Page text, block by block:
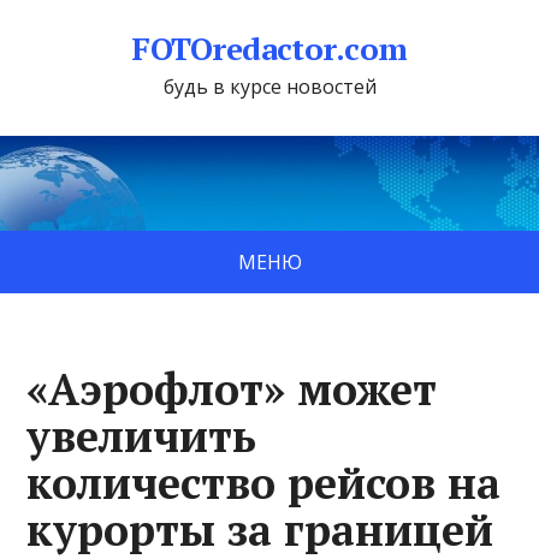
FOTOredactor.com
будь в курсе новостей
МЕНЮ
«Аэрофлот» может
увеличить
количество рейсов на
курорты за границей